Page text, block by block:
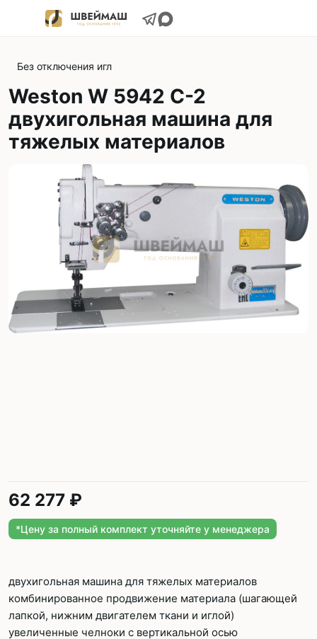
Без отключения игл
Weston W 5942 C-2
двухигольная машина для
тяжелых материалов
62 277 ₽
*Цену за полный комплект уточняйте у менеджера
двухигольная машина для тяжелых материалов
комбинированное продвижение материала (шагающей
лапкой, нижним двигателем ткани и иглой)
увеличенные челноки с вертикальной осью